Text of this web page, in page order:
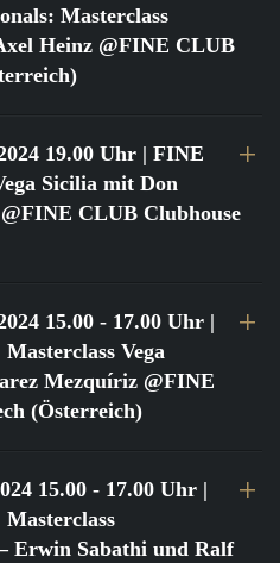
Masterclass
Heinz @FINE CLUB
19.00 Uhr | FINE
Sicilia mit Don
CLUB Clubhouse
15.00 - 17.00 Uhr |
Vega
Mezquíriz @FINE
(Österreich)
15.00 - 17.00 Uhr |
Erwin Sabathi und Ralf